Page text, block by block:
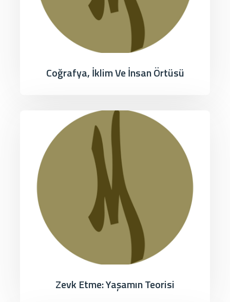
Coğrafya, İklim Ve İnsan Örtüsü
Zevk Etme: Yaşamın Teorisi